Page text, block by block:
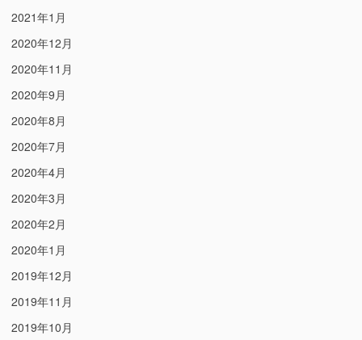
2021年1月
2020年12月
2020年11月
2020年9月
2020年8月
2020年7月
2020年4月
2020年3月
2020年2月
2020年1月
2019年12月
2019年11月
2019年10月